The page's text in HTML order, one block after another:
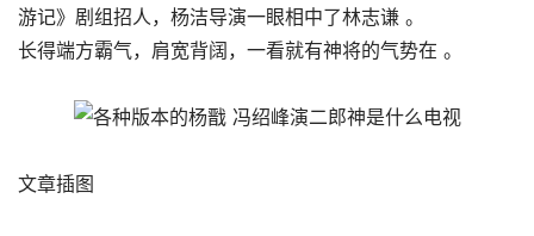
游记》剧组招人，杨洁导演一眼相中了林志谦 。
长得端方霸气，肩宽背阔，一看就有神将的气势在 。
文章插图